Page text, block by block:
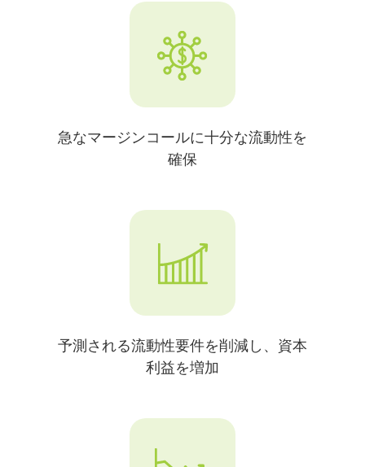
急なマージンコールに十分な流動性を
確保
予測される流動性要件を削減 し、資本
利益を増加